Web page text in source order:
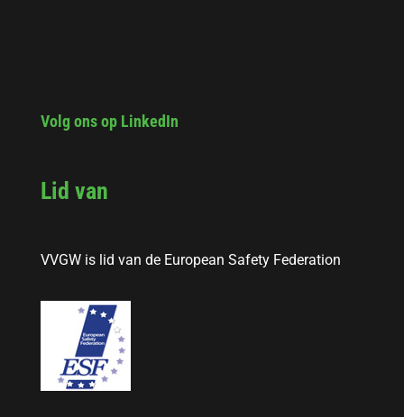
Volg ons op LinkedIn
Lid van
VVGW is lid van de European Safety Federation